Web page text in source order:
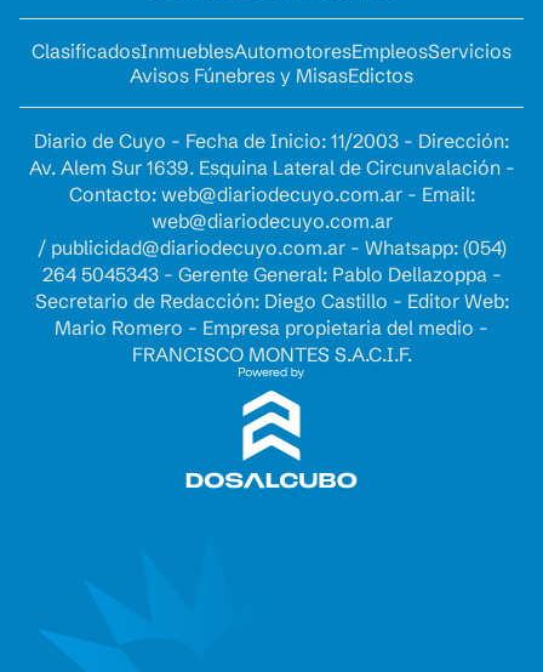
ClasificadosInmueblesAutomotoresEmpleosServicios
Avisos Fúnebres y MisasEdictos
Diario de Cuyo - Fecha de Inicio: 11/2003 - Dirección:
Av. Alem Sur 1639. Esquina Lateral de Circunvalación -
Contacto: web@diariodecuyo.com.ar- Email:
web@diariodecuyo.com.ar
/ publicidad@diariodecuyo.com.ar- Whatsapp: (054)
264 5045343 - Gerente General: Pablo Dellazoppa -
Secretario de Redacción: Diego Castillo - Editor Web:
Mario Romero - Empresa propietaria del medio -
FRANCISCO MONTES S.A.C.I.F.